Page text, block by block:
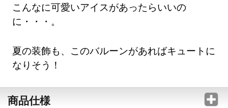
こんなに可愛いアイスがあったらいいの
に・・・。
夏の装飾も、このバルーンがあればキュートに
なりそう！
商品仕様